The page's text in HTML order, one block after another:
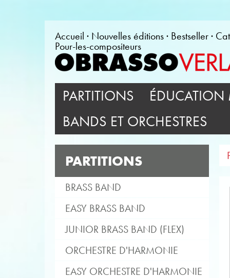
Accueil Nouvelles éditions Bestseller
Pour-les-compositeurs
PARTITIONS
ÉDUCATION
BANDS ET ORCHESTRES
PARTITIONS
BRASS BAND
EASY BRASS BAND
JUNIOR BRASS BAND (FLEX)
ORCHESTRE D'HARMONIE
EASY ORCHESTRE D'HARMONIE